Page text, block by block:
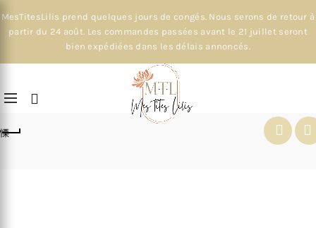
MesTitesLilis prend quelques jours de congés. Nous serons de retour à
partir du 24 août. Les commandes passées avant le 21 juillet seront
bien expédiées dans les délais annoncés.